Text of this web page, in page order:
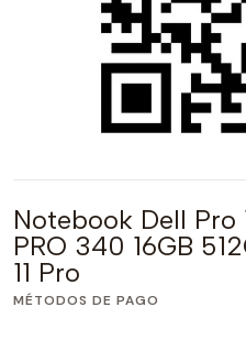
Notebook Dell Pro
PRO 340 16GB
11 Pro
MÉTODOS DE PAGO